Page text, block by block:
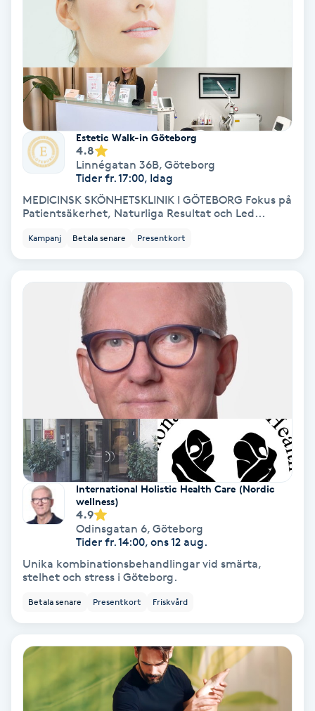
Diamantslipning
Enzympeeling
Extensions
Extensions borttagning
Eyeliner-tatuering
Face framing
Faceliftmassage
Fet hårbotten
Fettreducering
Fillers
Fotmassage
Fotvård
Fransborttagning
Fransfärgning
Estetic Walk-in Göteborg
4.8
Linnégatan 36B, Göteborg
Tider fr. 17:00, Idag
MEDICINSK SKÖNHETSKLINIK I GÖTEBORG Fokus på
Patientsäkerhet, Naturliga Resultat och Led...
Kampanj Betala senare Presentkort
International Holistic Health Care (Nordic
wellness)
4.9
Odinsgatan 6, Göteborg
Tider fr. 14:00, ons 12 aug.
Unika kombinationsbehandlingar vid smärta,
stelhet och stress i Göteborg.
Betala senare Presentkort Friskvård